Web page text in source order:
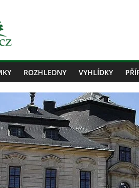
ROZHLEDNY VYHLÍDKY